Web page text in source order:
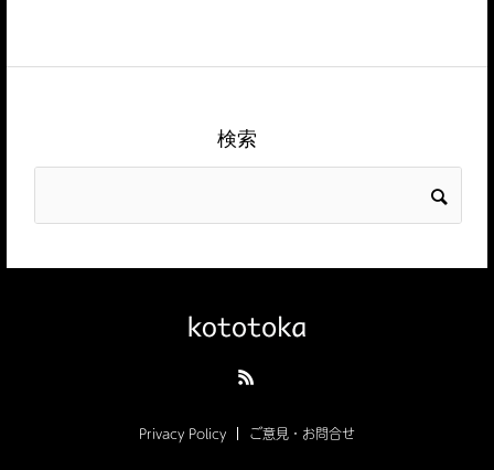
検索
Privacy Policy ご意見・お問合せ